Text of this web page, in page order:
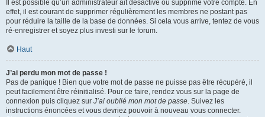
Il est possible qu’un administrateur ait désactivé ou supprimé votre compte. En
effet, il est courant de supprimer régulièrement les membres ne postant pas
pour réduire la taille de la base de données. Si cela vous arrive, tentez de vous
ré-enregistrer et soyez plus investi sur le forum.
Haut
J’ai perdu mon mot de passe !
Pas de panique ! Bien que votre mot de passe ne puisse pas être récupéré, il
peut facilement être réinitialisé. Pour ce faire, rendez vous sur la page de
connexion puis cliquez sur J’ai oublié mon mot de passe. Suivez les
instructions énoncées et vous devriez pouvoir à nouveau vous connecter.